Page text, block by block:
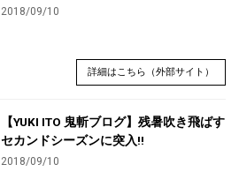
2018/09/10
詳細はこちら（外部サイト）
【YUKI ITO 鬼斬ブログ】残暑吹き飛ばす
セカンドシーズンに突入!!
2018/09/10